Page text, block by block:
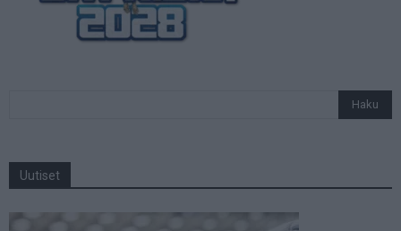
Uutiset